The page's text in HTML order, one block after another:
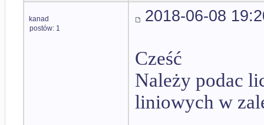
kanad
postów: 1
2018-06-08
Cześć
Należy podac
liniowych w